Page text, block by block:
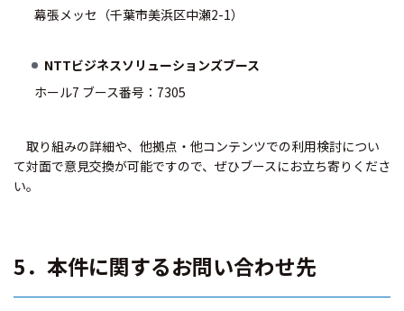
幕張メッセ（千葉市美浜区中瀬2-1）
NTTビジネスソリューションズブース
ホール7 ブース番号：7305
取り組みの詳細や、他拠点・他コンテンツでの利用検討につい
て対面で意見交換が可能ですので、ぜひブースにお立ち寄りくださ
い。
5．本件に関するお問い合わせ先